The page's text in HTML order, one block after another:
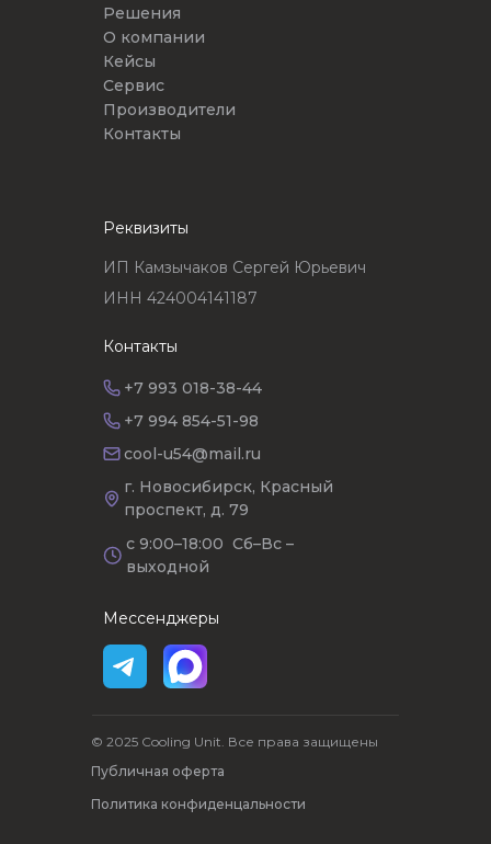
+7 994 854-51-98
+7 993 018-38-44
cool-u54@mail.ru
г. Новосибирск, Красный
проспект, д. 79
с 9:00–18:00 Сб–Вс –
выходной
Контакты
ИП Камзычаков Сергей Юрьевич
ИНН 424004141187
Реквизиты
Мессенджеры
Решения
О компании
Кейсы
Сервис
Производители
Контакты
Публичная оферта
Политика конфиденцальности
© 2025 Cooling Unit. Все права защищены